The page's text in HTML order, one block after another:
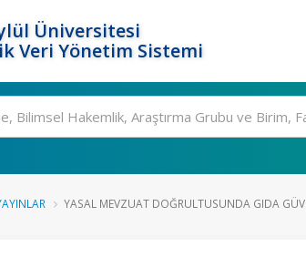
Üniversitesi
Veri Yönetim Sistemi
YASAL MEVZUAT DOĞRULTUSUNDA GIDA